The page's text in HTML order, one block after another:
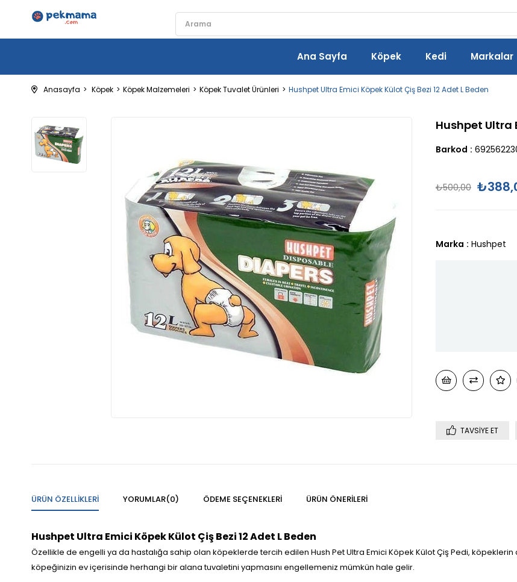
Ana Sayfa Köpek Kedi Markalar
Anasayfa Köpek Köpek Malzemeleri Köpek Tuvalet Ürünleri Hushpet Ultra Emici Köpek Külot Çiş Bezi 12 Adet L Beden
Hushpet Ultra
Barkod :
₺500,00
Marka : Hushpet
TAVSIYE ET
ÜRÜN ÖZELLIKLERI YORUMLAR(0) ÖDEME SEÇENEKLERI ÜRÜN ÖNERILERI
Hushpet Ultra Emici Köpek Külot Çiş Bezi 12 Adet L Beden
Özellikle de engelli ya da hastalığa sahip olan köpeklerde tercih edilen Hush Pet Ultra Emici Köpek Külot Çiş Pedi,
köpeğinizin ev içerisinde herhangi bir alana tuvaletini yapmasını engellemeniz mümkün hale gelir.